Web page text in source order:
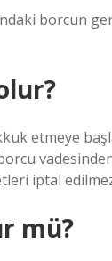
borcun
etmeye
iptal
mü?